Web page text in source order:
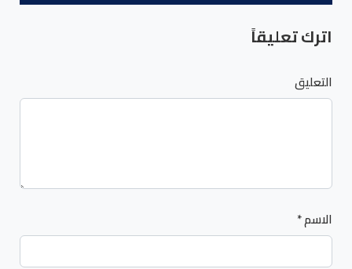
اترك تعليقاً
التعليق
الاسم*